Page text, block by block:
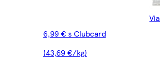
6,99 € s Clubcard
(43,69 €/kg)